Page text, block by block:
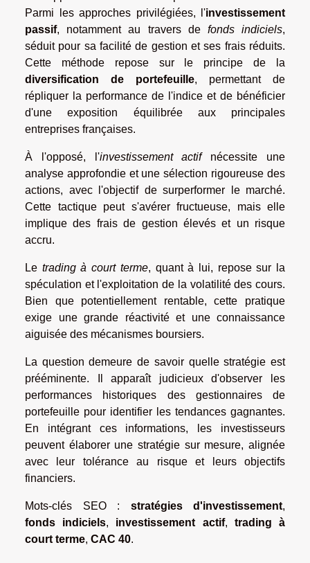
Parmi les approches privilégiées, l'investissement
passif, notamment au travers de fonds indiciels,
séduit pour sa facilité de gestion et ses frais réduits.
Cette méthode repose sur le principe de la
diversification de portefeuille, permettant de
répliquer la performance de l'indice et de bénéficier
d'une exposition équilibrée aux principales
entreprises françaises.
À l'opposé, l'investissement actifnécessite une
analyse approfondie et une sélection rigoureuse des
actions, avec l'objectif de surperformer le marché.
Cette tactique peut s'avérer fructueuse, mais elle
implique des frais de gestion élevés et un risque
accru.
Le trading à court terme, quant à lui, repose sur la
spéculation et l'exploitation de la volatilité des cours.
Bien que potentiellement rentable, cette pratique
exige une grande réactivité et une connaissance
aiguisée des mécanismes boursiers.
La question demeure de savoir quelle stratégie est
prééminente. Il apparaît judicieux d'observer les
performances historiques des gestionnaires de
portefeuille pour identifier les tendances gagnantes.
En intégrant ces informations, les investisseurs
peuvent élaborer une stratégie sur mesure, alignée
avec leur tolérance au risque et leurs objectifs
financiers.
Mots-clés SEO : stratégies d'investissement,
fonds indiciels, investissement actif, trading à
court terme, CAC 40.